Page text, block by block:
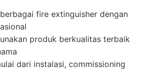
fire extinguisher dengan
produk berkualitas terbaik
dari instalasi, commissioning